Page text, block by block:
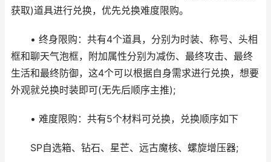
获取)道具进行兑换，优先兑换难度限购。
• 终身限购：共有4个道具，分别为时装、称号、头相
框和聊天气泡框，附加属性分别为减伤、最终攻击、最终
生活和最终防御，这4个可以根据自身需求进行兑换，想要
外观就兑换时装即可(无先后顺序主推);
• 难度限购：共有5个材料可兑换，兑换顺序如下
SP自选箱、钻石、星芒、远古魔核、螺旋增压器;